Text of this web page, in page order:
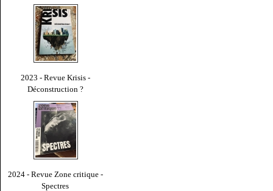
2023 - Revue Krisis -
Déconstruction ?
2024 - Revue Zone critique -
Spectres